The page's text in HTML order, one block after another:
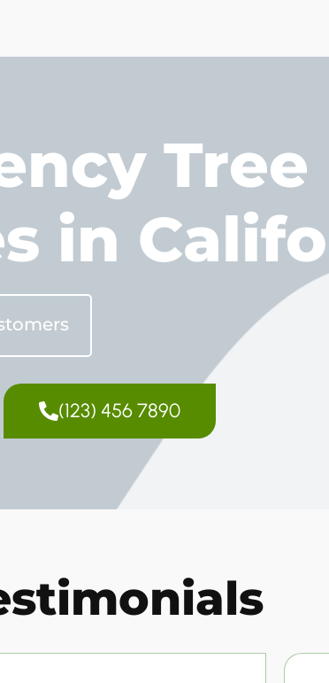
Tree
in
(123) 456 7890